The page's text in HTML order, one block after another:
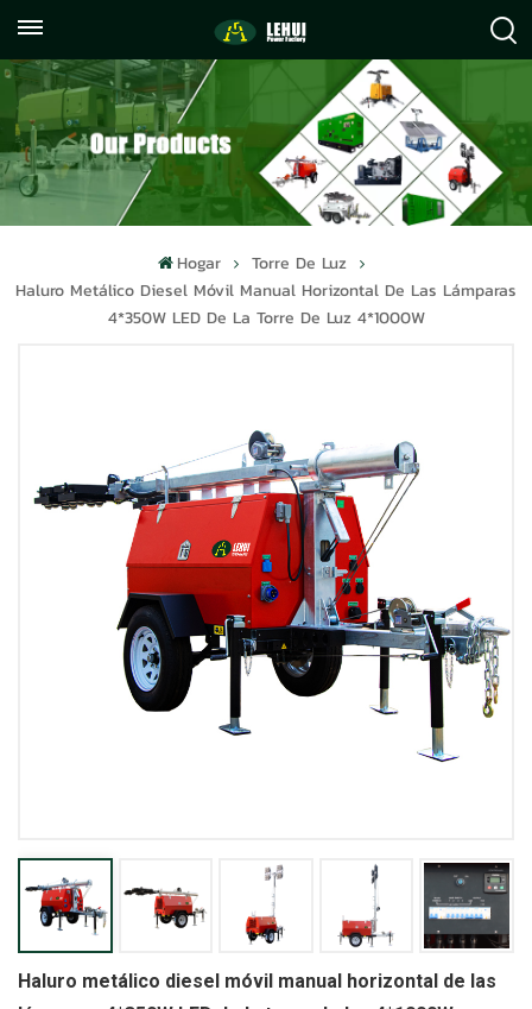
059122071372
info@lehuipowerfactory.com
Hogar
Torre De Luz
Haluro Metálico Diesel Móvil Manual Horizontal De Las Lámparas
4*350W LED De La Torre De Luz 4*1000W
Haluro metálico diesel móvil manual horizontal de las